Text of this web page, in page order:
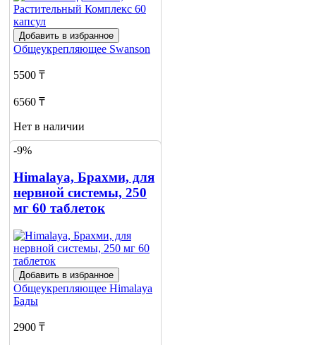
Добавить в избранное
Общеукрепляющее Swanson
5500 ₸
6560 ₸
Нет в наличии
Сообщить
2
-9%
Himalaya, Брахми, для
нервной системы, 250
мг 60 таблеток
Добавить в избранное
Общеукрепляющее Himalaya
Бады
2900 ₸